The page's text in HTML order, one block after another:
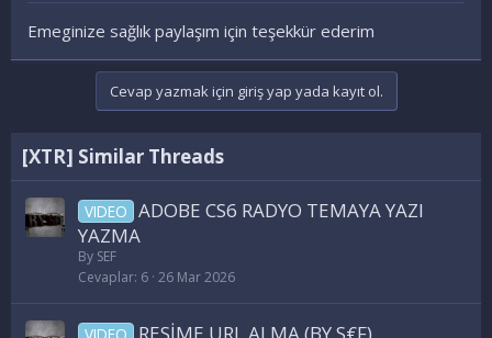
Emeginize sağlık paylaşım için teşekkür ederim
Cevap yazmak için giriş yap yada kayıt ol.
[XTR] Similar Threads
VIDEO ADOBE CS6 RADYO TEMAYA YAZI
YAZMA
By SEF
Cevaplar 6 26 Mar 2026
RESİME URL ALMA (BY S€F)